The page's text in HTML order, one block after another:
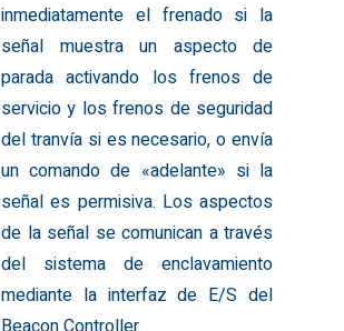
inmediatamente el frenado si la
señal muestra un aspecto de
parada activando los frenos de
servicio y los frenos de seguridad
del tranvía si es necesario, o envía
un comando de «adelante» si la
señal es permisiva. Los aspectos
de la señal se comunican a través
del sistema de enclavamiento
mediante la interfaz de E/S del